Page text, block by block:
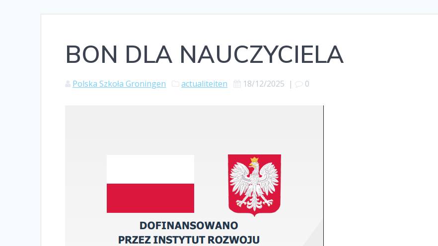
BON DLA NAUCZYCIELA
Polska Szkoła Groningen actualiteiten 18/12/2025 | 0